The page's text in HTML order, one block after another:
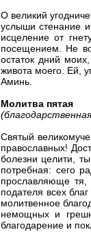
О великий
услыши стенание
исцеление от
посещением. Не
остаток дний
живота моего. Ей,
Аминь.
Молитва пятая
Святый
православных!
болезни целити,
потребная: сего
прославляюще тя,
подателя всех
молитвенное
немощных и
благодарение и